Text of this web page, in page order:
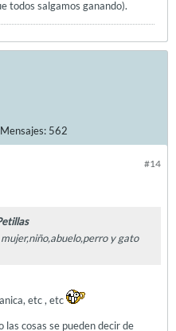
todos salgamos ganando).
Mensajes: 562
#14
y gato
etc , etc
las cosas se pueden decir de